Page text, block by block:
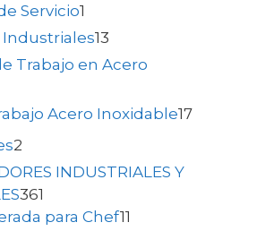
Servicio1
13
Trabajo en Acero
Acero Inoxidable17
2
INDUSTRIALES Y
361
para Chef11